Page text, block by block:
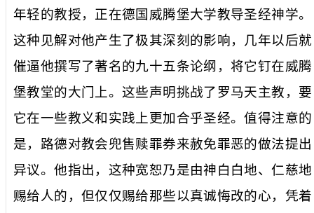
年轻的教授，正在德国威腾堡大学教导圣经神学。
这种见解对他产生了极其深刻的影响，几年以后就
催逼他撰写了著名的九十五条论纲，将它钉在威腾
堡教堂的大门上。这些声明挑战了罗马天主教，要
它在一些教义和实践上更加合乎圣经。值得注意的
是，路德对教会兜售赎罪券来赦免罪恶的做法提出
异议。他指出，这种宽恕乃是由神白白地、仁慈地
赐给人的，但仅仅赐给那些以真诚悔改的心，凭着